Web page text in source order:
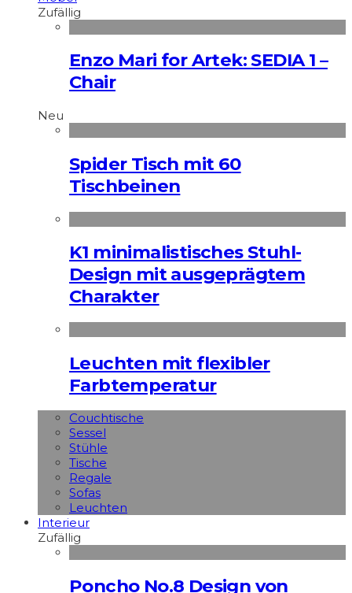
Zufällig
Enzo Mari for Artek: SEDIA 1 –
Chair
Neu
Spider Tisch mit 60
Tischbeinen
K1 minimalistisches Stuhl-
Design mit ausgeprägtem
Charakter
Leuchten mit flexibler
Farbtemperatur
Couchtische
Sessel
Stühle
Tische
Regale
Sofas
Leuchten
Interieur
Zufällig
Poncho No.8 Design von